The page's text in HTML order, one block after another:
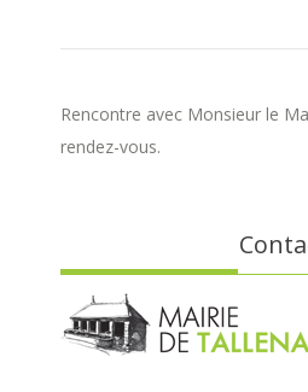
Rencontre avec Monsieur le
rendez-vous.